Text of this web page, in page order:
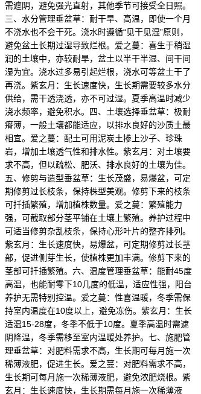
需遮阴，避免强光直射，其他季节可接受全日照。
三、水分管理垂盆草：耐干旱、高温，即使一个月
不浇水也不会干死。浇水时遵循“见干见湿”原则，
避免盆土长期过湿导致烂根。爱之蔓：喜生于稍湿
润的土壤中，亦较耐旱，盆土以半干半湿、间干间
湿为宜。浇水过多易引起烂根，浇水可等盆土干了
再浇。紫玄月：生长速度快，生长期需要较多水分
供给，需干透浇透，亦不可过湿。夏季高温时减少
浇水频率，避免积水。四、土壤选择垂盆草：极耐
瘠薄，一般土壤都能适应，以排水良好的沙质土最
相宜。爱之蔓：配土可用泥炭土掺上沙子、珍珠
岩，增加土壤透气性和排水性。紫玄月：对土壤要
求不高，但以疏松、肥沃、排水良好的土壤为佳。
五、修剪与造型垂盆草：生长茂盛，易爆盆，可定
期修剪过长枝条，保持株型美观。修剪下来的枝条
可扦插繁殖，增加植株数量。爱之蔓：繁殖能力
强，可截取部分茎平铺在土壤上繁殖。养护过程中
可适当修剪杂乱枝条，保持心形叶片的整齐排列。
紫玄月：生长速度快，易爆盆，可定期修剪过长茎
部，促进侧芽生长，使植株更加丰满。修剪下来的
茎部可扦插繁殖。六、温度管理垂盆草：能耐45度
高温，也能耐零下10几度的低温，适应性强，阳台
养护无需特别控温。爱之蔓：性喜温暖，冬季需保
持室内温度在10度以上，避免冻伤。紫玄月：生长
适温15-28度，冬季不低于10度。夏季高温时需遮
阴降温，冬季需移至室内温暖处养护。七、施肥管
理垂盆草：对肥料需求不高，生长期可每月施一次
稀薄液肥，促进生长。爱之蔓：对肥料需求不高，
生长期可每月施一次稀薄液肥，避免浓肥烧根。紫
玄月：生长速度快，生长期需每月施一次稀薄液